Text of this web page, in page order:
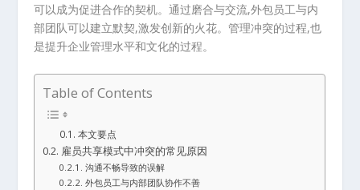
可以成为促进合作的契机。通过磨合与交流,外包员工与内
部团队可以建立默契,激发创新的火花。管理冲突的过程,也
是提升企业管理水平和文化的过程。
Table of Contents
本文要点
雇员共享模式中冲突的常见原因
沟通不畅导致的误解
外包员工与内部团队协作不善